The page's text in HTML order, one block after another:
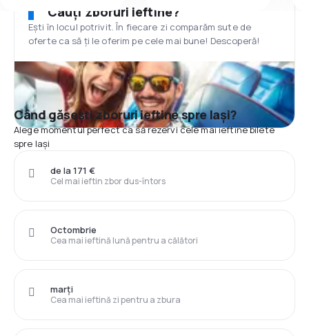
Cauți zboruri ieftine?
Ești în locul potrivit. În fiecare zi comparăm sute de
oferte ca să ți le oferim pe cele mai bune! Descoperă!
Când găsești zboruri ieftine spre Iași?
Alege momentul perfect ca să rezervi cele mai ieftine bilete
spre Iași
Cel mai ieftin zbor dus-întors
de la 171 €
Cea mai ieftină lună pentru a călători
Octombrie
Cea mai ieftină zi pentru a zbura
marți